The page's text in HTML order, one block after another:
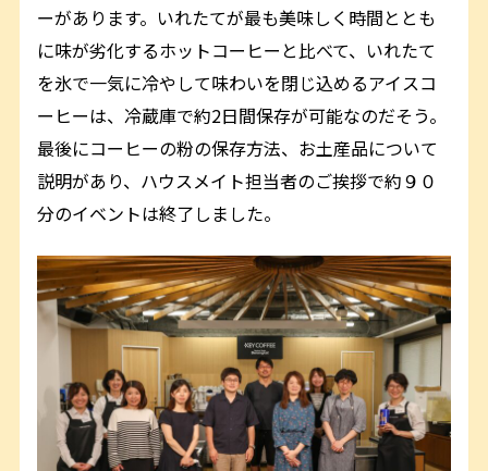
ーがあります。いれたてが最も美味しく時間ととも
に味が劣化するホットコーヒーと比べて、いれたて
を氷で一気に冷やして味わいを閉じ込めるアイスコ
ーヒーは、冷蔵庫で約2日間保存が可能なのだそう。
最後にコーヒーの粉の保存方法、お土産品について
説明があり、ハウスメイト担当者のご挨拶で約９０
分のイベントは終了しました。